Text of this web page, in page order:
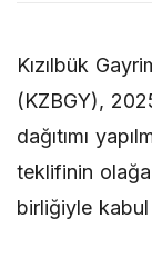
Kızılbük
(KZBGY),
dağıtımı
teklifinin
birliğiyle kabul